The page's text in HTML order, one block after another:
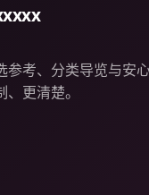
考、分类导览与安
更清楚。